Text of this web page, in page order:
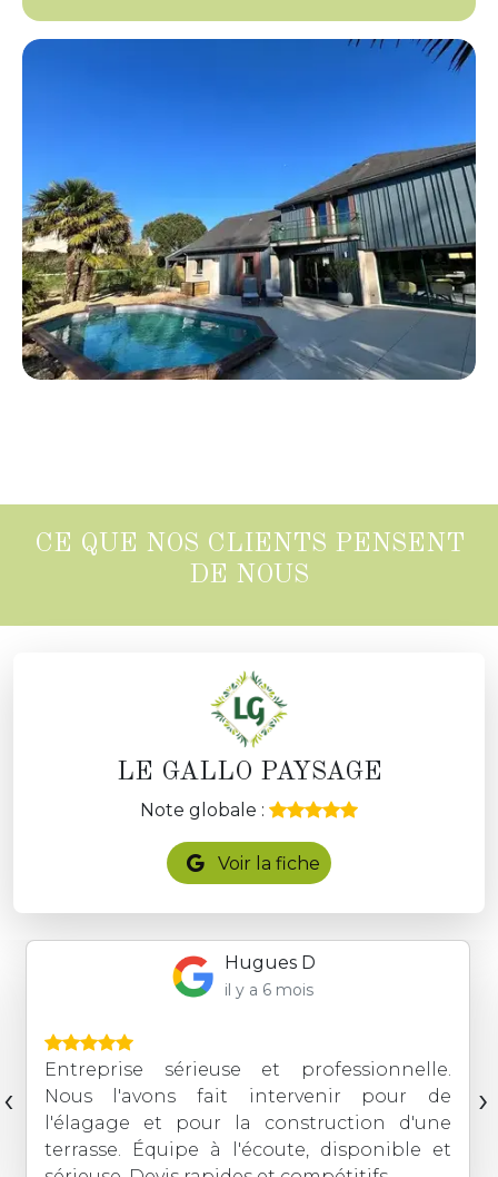
CE QUE NOS CLIENTS PENSENT
DE NOUS
LE GALLO PAYSAGE
Note globale :
Voir la fiche
Hugues D
il y a 6 mois
Entreprise sérieuse et professionnelle.
Nous l'avons fait intervenir pour de
l'élagage et pour la construction d'une
terrasse. Équipe à l'écoute, disponible et
‹ ›